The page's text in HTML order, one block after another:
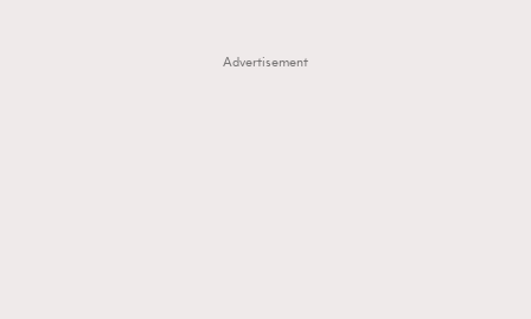
Advertisement